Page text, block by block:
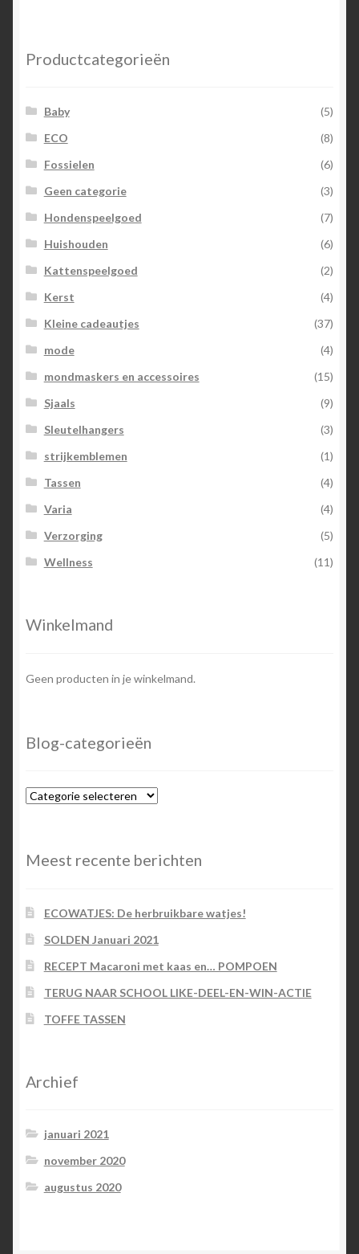
Productcategorieën
Baby
(5)
ECO
(8)
Fossielen
(6)
Geen categorie
(3)
Hondenspeelgoed
(7)
Huishouden
(6)
Kattenspeelgoed
(2)
Kerst
(4)
Kleine cadeautjes
(37)
mode
(4)
mondmaskers en accessoires
(15)
Sjaals
(9)
Sleutelhangers
(3)
strijkemblemen
(1)
Tassen
(4)
Varia
(4)
Verzorging
(5)
Wellness
(11)
Winkelmand
Geen producten in je winkelmand.
Blog-categorieën
Blog-
Meest recente berichten
ECOWATJES: De herbruikbare watjes!
SOLDEN Januari 2021
RECEPT Macaroni met kaas en… POMPOEN
TERUG NAAR SCHOOL LIKE-DEEL-EN-WIN-ACTIE
TOFFE TASSEN
Archief
januari 2021
november 2020
augustus 2020